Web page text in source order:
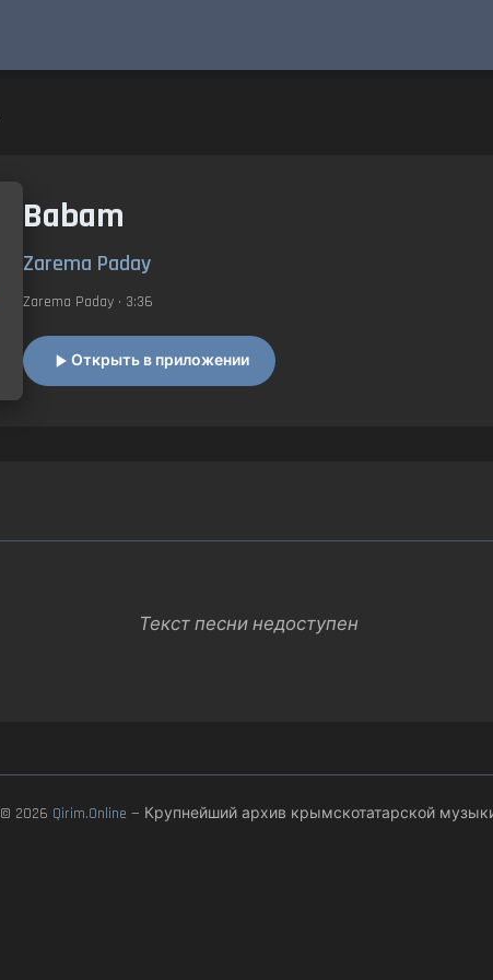
Babam
Zarema Paday
Zarema Paday • 3:36
Открыть в приложении
Текст песни недоступен
© 2026 Qirim.Online — Крупнейший архив крымскотатарской